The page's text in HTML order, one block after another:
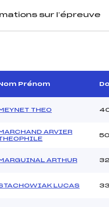
sur l’épreuve
:
1
départ :
:
Prénom
THEO
ARVIER
50
ARTHUR 32
LUCAS 33